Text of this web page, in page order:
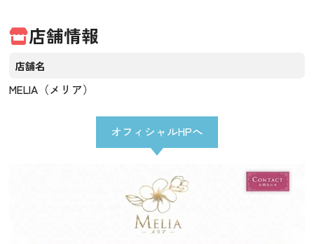
店舗情報
店舗名
MELIA（メリア）
オフィシャルHPへ